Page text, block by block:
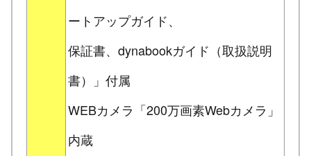
ートアップガイド、
保証書、dynabookガイド（取扱説明
書）」付属
WEBカメラ「200万画素Webカメラ」
内蔵